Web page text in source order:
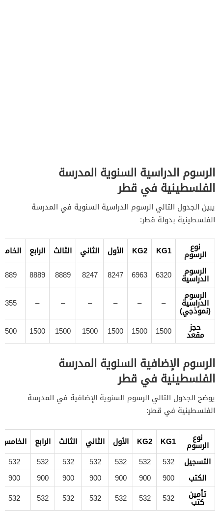
الرسوم الدراسية السنوية المدرسة
الفلسطينية في قطر
يبين الجدول التالي الرسوم الدراسية السنوية في المدرسة
الفلسطينية بدولة قطر:
نوع
الرسوم KG1
KG2 الأول الثاني الثالث الرابع
الرسوم
الدراسية 6320
6963
8247
8247
8889
8889
8889
الرسوم
الدراسية
(نموذجي)
–
–
–
–
–
–
9355
حجز
مقعد 1500
1500
1500
1500
1500
1500
1500
الرسوم الإضافية السنوية المدرسة
الفلسطينية في قطر
يوضح الجدول التالي الرسوم السنوية الإضافية في المدرسة
الفلسطينية في قطر:
نوع
الرسوم KG1
KG2 الأول الثاني الثالث الرابع
الخامس
التسجيل
532
532
532
532
532
532
532
الكتب
900
900
900
900
900
900
900
تأمين
كتب 532
532
532
532
532
532
532